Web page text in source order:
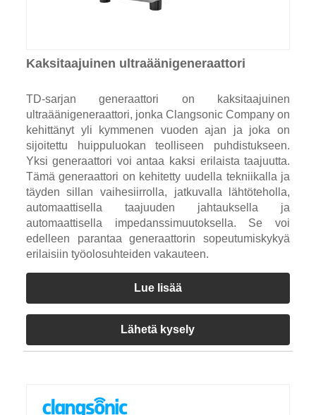
Kaksitaajuinen ultraäänigeneraattori
TD-sarjan generaattori on kaksitaajuinen
ultraäänigeneraattori, jonka Clangsonic Company on
kehittänyt yli kymmenen vuoden ajan ja joka on
sijoitettu huippuluokan teolliseen puhdistukseen.
Yksi generaattori voi antaa kaksi erilaista taajuutta.
Tämä generaattori on kehitetty uudella tekniikalla ja
täyden sillan vaihesiirrolla, jatkuvalla lähtöteholla,
automaattisella taajuuden jahtauksella ja
automaattisella impedanssimuutoksella. Se voi
edelleen parantaa generaattorin sopeutumiskykyä
erilaisiin työolosuhteiden vakauteen.
Lue lisää
Lähetä kysely